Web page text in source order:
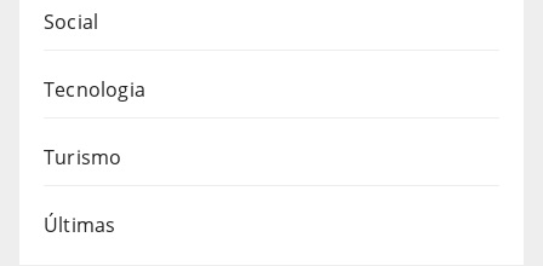
Social
Tecnologia
Turismo
Últimas